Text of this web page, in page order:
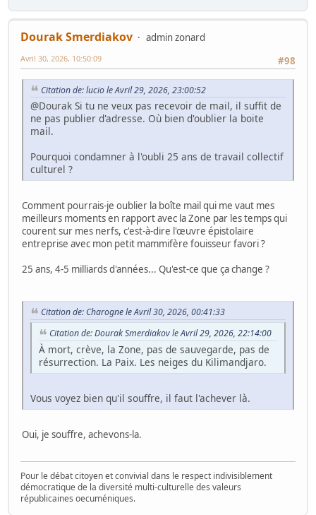
Dourak Smerdiakov
admin zonard
#98
Avril 30, 2026, 10:50:09
Citation de: lucio le Avril 29, 2026, 23:00:52
@Dourak Si tu ne veux pas recevoir de mail, il suffit de
ne pas publier d'adresse. Où bien d'oublier la boite
mail.
Pourquoi condamner à l'oubli 25 ans de travail collectif
culturel ?
Comment pourrais-je oublier la boîte mail qui me vaut mes
meilleurs moments en rapport avec la Zone par les temps qui
courent sur mes nerfs, c'est-à-dire l'œuvre épistolaire
entreprise avec mon petit mammifère fouisseur favori ?
25 ans, 4-5 milliards d'années... Qu'est-ce que ça change ?
Citation de: Charogne le Avril 30, 2026, 00:41:33
Citation de: Dourak Smerdiakov le Avril 29, 2026, 22:14:00
À mort, crève, la Zone, pas de sauvegarde, pas de
résurrection. La Paix. Les neiges du Kilimandjaro.
Vous voyez bien qu'il souffre, il faut l'achever là.
Oui, je souffre, achevons-la.
Pour le débat citoyen et convivial dans le respect indivisiblement
démocratique de la diversité multi-culturelle des valeurs
républicaines oecuméniques.